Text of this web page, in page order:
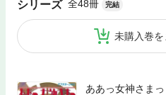
シリーズ 全48冊 完結
未購入巻を
ああっ女神さまっ